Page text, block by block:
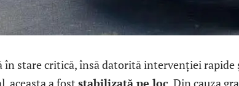
în stare critică, însă datorită intervenției rapide
aceasta a fost stabilizată pe loc. Din cauza